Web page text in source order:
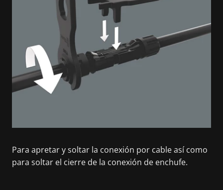
Para apretar y soltar la conexión por cable así como
para soltar el cierre de la conexión de enchufe.